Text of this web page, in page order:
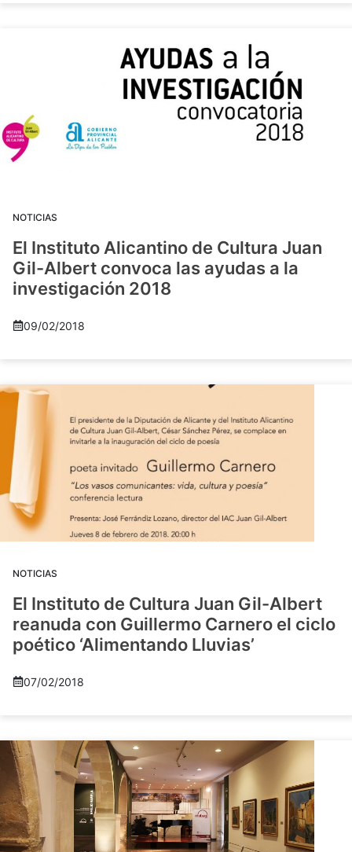
NOTICIAS
El Instituto Alicantino de Cultura Juan
Gil-Albert convoca las ayudas a la
investigación 2018
09/02/2018
NOTICIAS
El Instituto de Cultura Juan Gil-Albert
reanuda con Guillermo Carnero el ciclo
poético ‘Alimentando Lluvias’
07/02/2018